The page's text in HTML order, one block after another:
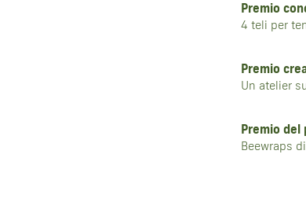
Premio
4 teli per
Premio
Un atelier
Premio del
Beewraps di